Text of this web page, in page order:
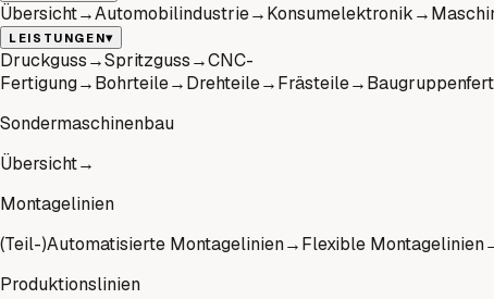
Übersicht→Automobilindustrie→Konsumelektronik→
LEISTUNGEN▾
Druckguss→Spritzguss→CNC-
Fertigung→Bohrteile→Drehteile→Frästeile→
Sondermaschinenbau
Übersicht→
Montagelinien
(Teil-)Automatisierte Montagelinien→Flexible Montagelinien
Produktionslinien